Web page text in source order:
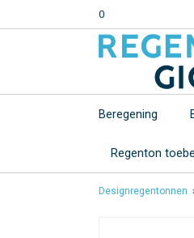
0
Beregening
Regenton
Designregentonnen